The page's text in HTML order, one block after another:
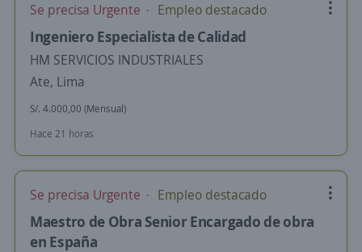
Se precisa Urgente Empleo destacado
Ingeniero Especialista de Calidad
HM SERVICIOS INDUSTRIALES
Ate, Lima
S/. 4.000,00 (Mensual)
Hace 21 horas
Se precisa Urgente Empleo destacado
Maestro de Obra Senior Encargado de obra
en España